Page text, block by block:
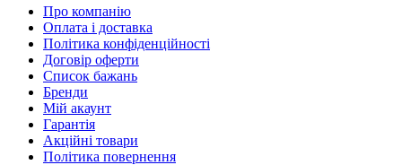
Про компанію
Оплата і доставка
Політика конфіденційності
Договір оферти
Список бажань
Бренди
Мій акаунт
Гарантія
Акційні товари
Політика повернення